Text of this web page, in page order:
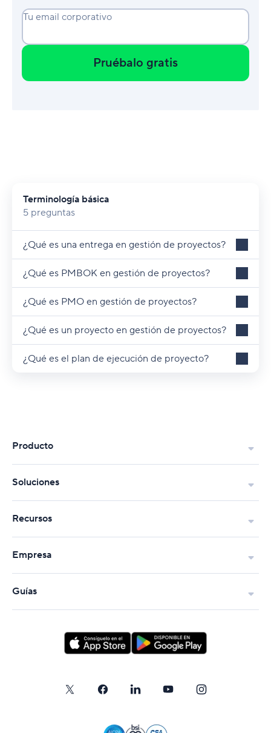
Tu email corporativo
Pruébalo gratis
Terminología básica
5 preguntas
¿Qué es una entrega en gestión de proyectos?
¿Qué es PMBOK en gestión de proyectos?
¿Qué es PMO en gestión de proyectos?
¿Qué es un proyecto en gestión de proyectos?
¿Qué es el plan de ejecución de proyecto?
Producto
Soluciones
Recursos
Empresa
Guías